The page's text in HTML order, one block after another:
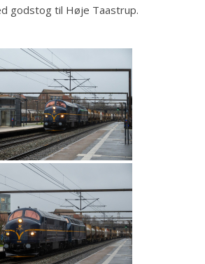
godstog til Høje Taastrup.